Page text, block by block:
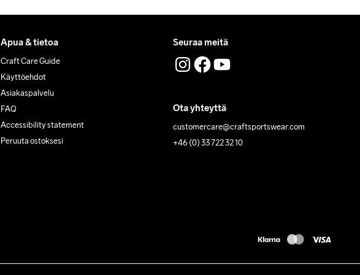
Apua & tietoa
Craft Care Guide
Käyttöehdot
Asiakaspalvelu
FAQ
Accessibility statement
Peruuta ostoksesi
Seuraa meitä
Ota yhteyttä
customercare@craftsportswear.com
+46 (0) 33 722 32 10